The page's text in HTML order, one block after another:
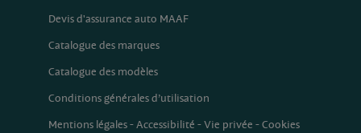
Devis d'assurance auto MAAF
Catalogue des marques
Catalogue des modèles
Conditions générales d’utilisation
Mentions légales-Accessibilité -Vie privée -Cookies